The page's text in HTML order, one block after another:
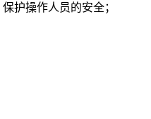
护操作人员的安全；